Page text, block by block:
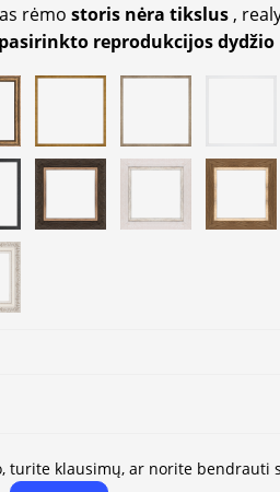
rėmo storis nėra tikslus ,
reprodukcijos dydžio
turite klausimų, ar norite bendrauti